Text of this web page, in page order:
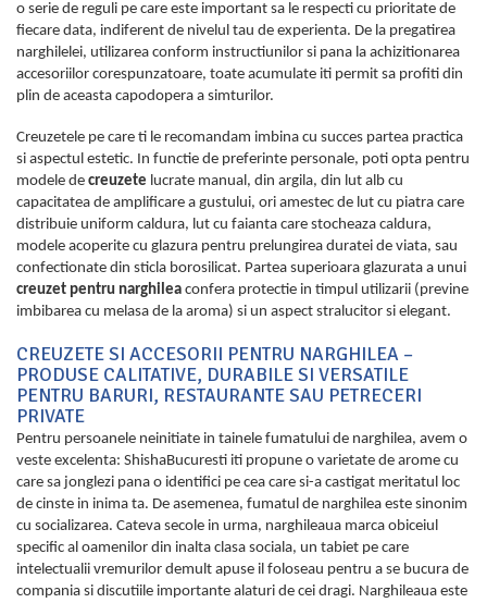
o serie de reguli pe care este important sa le respecti cu prioritate de
fiecare data, indiferent de nivelul tau de experienta. De la pregatirea
narghilelei, utilizarea conform instructiunilor si pana la achizitionarea
accesoriilor corespunzatoare, toate acumulate iti permit sa profiti din
plin de aceasta capodopera a simturilor.
Creuzetele pe care ti le recomandam imbina cu succes partea practica
si aspectul estetic. In functie de preferinte personale, poti opta pentru
modele de creuzete lucrate manual, din argila, din lut alb cu
capacitatea de amplificare a gustului, ori amestec de lut cu piatra care
distribuie uniform caldura, lut cu faianta care stocheaza caldura,
modele acoperite cu glazura pentru prelungirea duratei de viata, sau
confectionate din sticla borosilicat. Partea superioara glazurata a unui
creuzet pentru narghilea confera protectie in timpul utilizarii (previne
imbibarea cu melasa de la aroma) si un aspect stralucitor si elegant.
CREUZETE SI ACCESORII PENTRU NARGHILEA –
PRODUSE CALITATIVE, DURABILE SI VERSATILE
PENTRU BARURI, RESTAURANTE SAU PETRECERI
PRIVATE
Pentru persoanele neinitiate in tainele fumatului de narghilea, avem o
veste excelenta: ShishaBucuresti iti propune o varietate de arome cu
care sa jonglezi pana o identifici pe cea care si-a castigat meritatul loc
de cinste in inima ta. De asemenea, fumatul de narghilea este sinonim
cu socializarea. Cateva secole in urma, narghileaua marca obiceiul
specific al oamenilor din inalta clasa sociala, un tabiet pe care
intelectualii vremurilor demult apuse il foloseau pentru a se bucura de
compania si discutiile importante alaturi de cei dragi. Narghileaua este